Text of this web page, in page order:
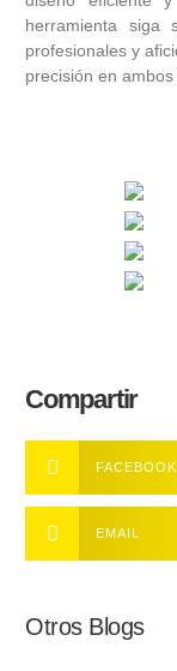
herramienta siga
profesionales y
precisión en ambos
Compartir
FACEBOOK
EMAIL
Otros Blogs